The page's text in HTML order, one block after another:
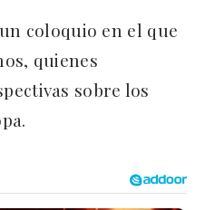
coloquio en el que
quienes
sobre los